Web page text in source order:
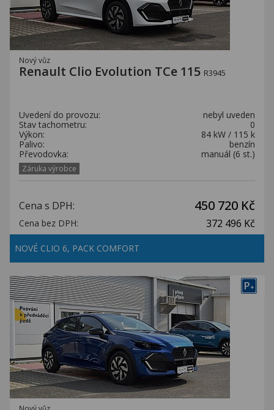
Nový vůz
Renault Clio Evolution TCe 115 R3945
Uvedení do provozu:
nebyl uveden
Stav tachometru:
0
Výkon:
84 kW / 115 k
Palivo:
benzín
Převodovka:
manuál (6 st.)
Záruka výrobce
Cena s DPH: 450 720 Kč
Cena bez DPH: 372 496 Kč
NOVÉ CLIO 6, PACK COMFORT
P+